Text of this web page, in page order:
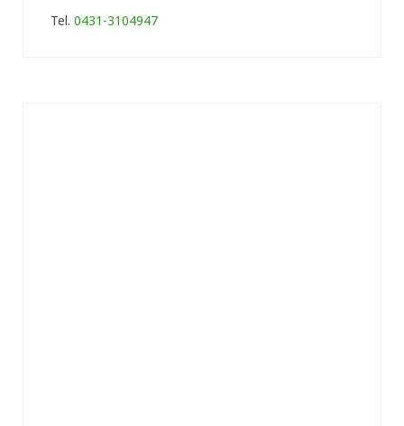
Tel. 0431-3104947